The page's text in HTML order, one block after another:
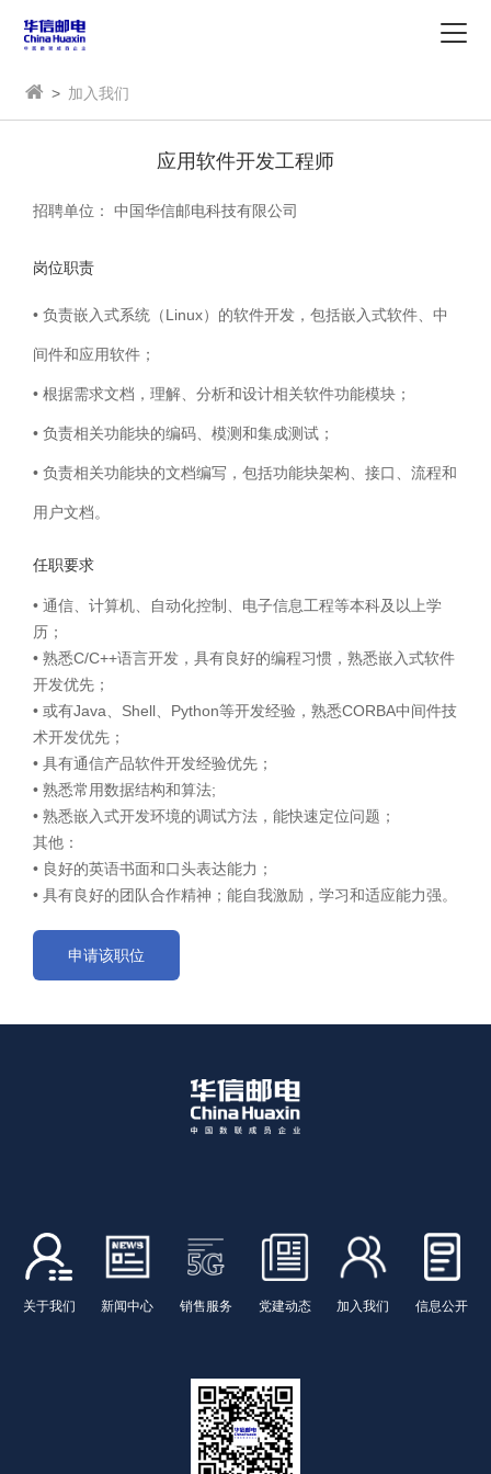
> 加入我们
应用软件开发工程师
招聘单位： 中国华信邮电科技有限公司
岗位职责
• 负责嵌入式系统（Linux）的软件开发，包括嵌入式软件、中
间件和应用软件；
• 根据需求文档，理解、分析和设计相关软件功能模块；
• 负责相关功能块的编码、模测和集成测试；
• 负责相关功能块的文档编写，包括功能块架构、接口、流程和
用户文档。
任职要求
• 通信、计算机、自动化控制、电子信息工程等本科及以上学
历；
• 熟悉C/C++语言开发，具有良好的编程习惯，熟悉嵌入式软件
开发优先；
• 或有Java、Shell、Python等开发经验，熟悉CORBA中间件技
术开发优先；
• 具有通信产品软件开发经验优先；
• 熟悉常用数据结构和算法;
• 熟悉嵌入式开发环境的调试方法，能快速定位问题；
其他：
• 良好的英语书面和口头表达能力；
• 具有良好的团队合作精神；能自我激励，学习和适应能力强。
申请该职位
关于我们 新闻中心 销售服务 党建动态 加入我们 信息公开